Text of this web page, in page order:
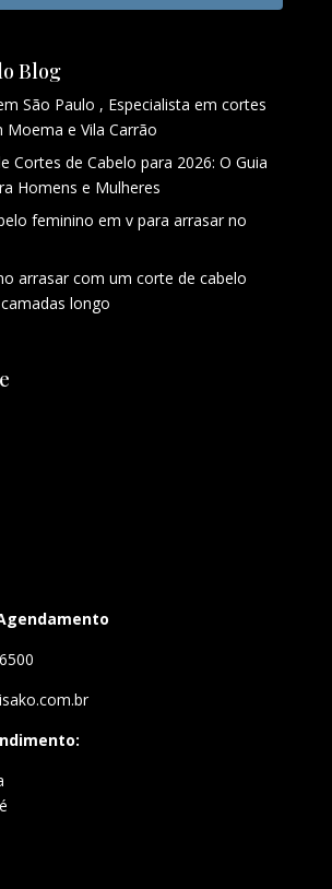
Blog
São Paulo , Especialista em cortes
Moema e Vila Carrão
Cortes de Cabelo para 2026: O Guia
Homens e Mulheres
feminino em v para arrasar no
arrasar com um corte de cabelo
longo